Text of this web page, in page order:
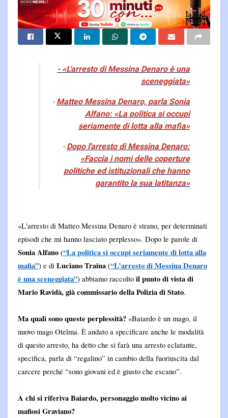
- «L'arresto di Messina Denaro è una
sceneggiata»
-Matteo Messina Denaro, parla Sonia
Alfano: «La politica si occupi
seriamente di lotta alla mafia»
-Dopo l'arresto di Messina Denaro:
«Faccia i nomi delle coperture
politiche ed istituzionali che hanno
garantito la sua latitanza»
«L'arresto di Matteo Messina Denaro è strano, per determinati
episodi che mi hanno lasciato perplesso». Dopo le parole di
Sonia Alfano (“La politica si occupi seriamente di lotta alla
mafia”) e di Luciano Traina (“L’arresto di Messina Denaro
è una sceneggiata”) abbiamo raccolto il punto di vista di
Mario Ravidà, già commissario della Polizia di Stato.
Ma quali sono queste perplessità? «Baiardo è un mago, il
nuovo mago Otelma. È andato a specificare anche le modalità
di questo arresto, ha detto che si farà una arresto eclatante,
specifica, parla di “regalino” in cambio della fuoriuscita dal
carcere perché “sono giovani ed è giusto che escano”.
A chi si riferiva Baiardo, personaggio molto vicino ai
mafiosi Graviano?